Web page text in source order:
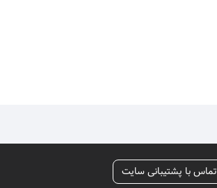
تماس با پشتیبانی سایت